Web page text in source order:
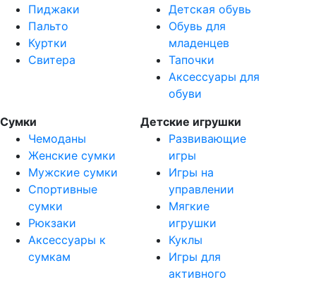
Пиджаки
Пальто
Куртки
Свитера
Детская обувь
Обувь для
младенцев
Тапочки
Аксессуары для
обуви
Сумки
Чемоданы
Женские сумки
Мужские сумки
Спортивные
сумки
Рюкзаки
Аксессуары к
сумкам
Детские игрушки
Развивающие
игры
Игры на
управлении
Мягкие
игрушки
Куклы
Игры для
активного